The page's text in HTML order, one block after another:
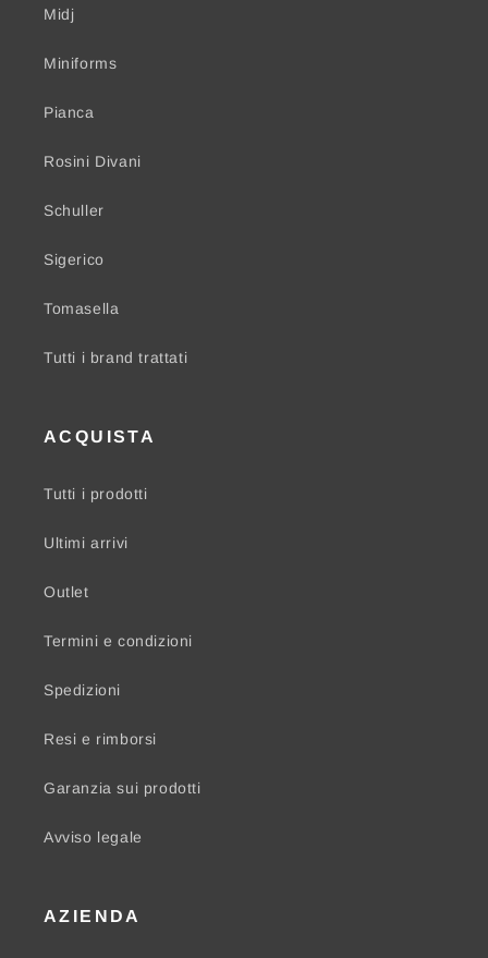
Midj
Miniforms
Pianca
Rosini Divani
Schuller
Sigerico
Tomasella
Tutti i brand trattati
ACQUISTA
Tutti i prodotti
Ultimi arrivi
Outlet
Termini e condizioni
Spedizioni
Resi e rimborsi
Garanzia sui prodotti
Avviso legale
AZIENDA